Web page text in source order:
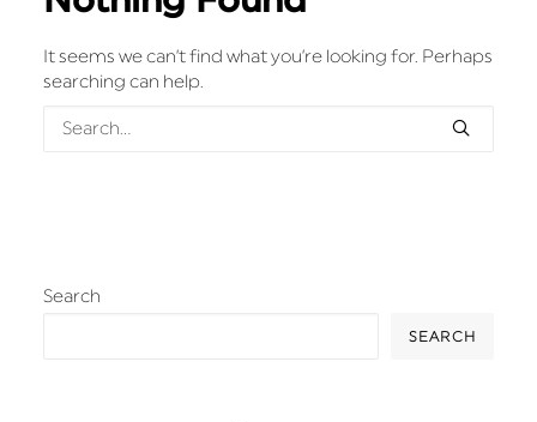
It seems we can’t find what you’re looking for. Perhaps
searching can help.
Search
SEARCH